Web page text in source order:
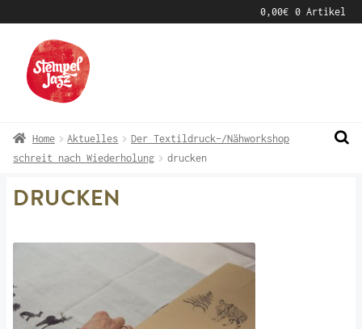
0,00€ 0 Artikel
Navigation
springen
Inhalt
springen
Home Aktuelles
Der Textildruck-/Nähworkshop
schreit nach Wiederholung
drucken
DRUCKEN